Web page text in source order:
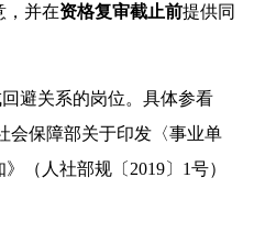
，并在资格复审截止前提供同
避关系的岗位。具体参看
会保障部关于印发〈事业单
（人社部规〔2019〕1号）